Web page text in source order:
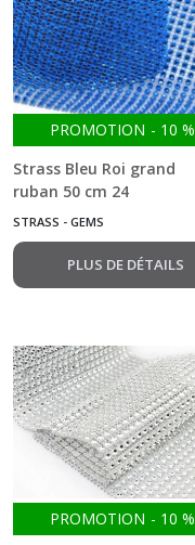
PROMOTION - 10 %
Strass Bleu Roi grand
ruban 50 cm 24
rangées de 4mm
STRASS - GEMS
PLUS DE DÉTAILS
PROMOTION - 10 %
-
Gems
(16)
Ruban
Demi-
perles
(2)
les